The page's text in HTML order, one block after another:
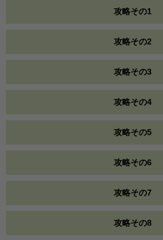
攻略その1
攻略その2
攻略その3
攻略その4
攻略その5
攻略その6
攻略その7
攻略その8